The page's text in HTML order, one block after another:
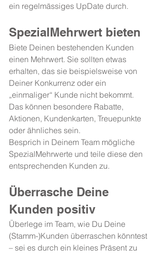
ein regelmässiges UpDate durch.
SpezialMehrwert bieten
Biete Deinen bestehenden Kunden
einen Mehrwert. Sie sollten etwas
erhalten, das sie beispielsweise von
Deiner Konkurrenz oder ein
„einmaliger“ Kunde nicht bekommt.
Das können besondere Rabatte,
Aktionen, Kundenkarten, Treuepunkte
oder ähnliches sein.
Besprich in Deinem Team mögliche
SpezialMehrwerte und teile diese den
entsprechenden Kunden zu.
Überrasche Deine
Kunden positiv
Überlege im Team, wie Du Deine
(Stamm-)Kunden überraschen könntest
– sei es durch ein kleines Präsent zu